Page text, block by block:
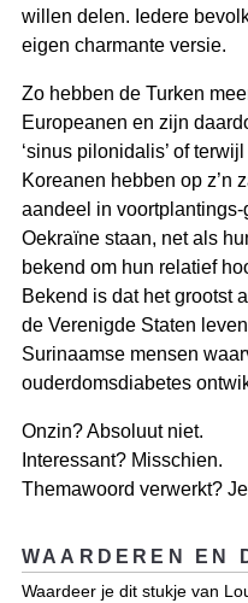
willen delen. Iedere
eigen charmante versie.
Zo hebben de Turken
Europeanen en zijn
‘sinus pilonidalis’ of
Koreanen hebben op z’n
aandeel in
Oekraïne staan, net als
bekend om hun relatief
Bekend is dat het grootst
de Verenigde Staten
Surinaamse mensen
ouderdomsdiabetes
Onzin? Absoluut niet.
Interessant? Misschien.
Themawoord verwerkt?
WAARDEREN EN
Waardeer je dit stukje van